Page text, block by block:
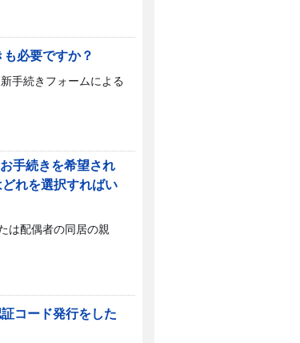
必要ですか？
手続きフォームによる
手続きを希望され
れを選択すればい
は配偶者の同居の親
コード発行をした